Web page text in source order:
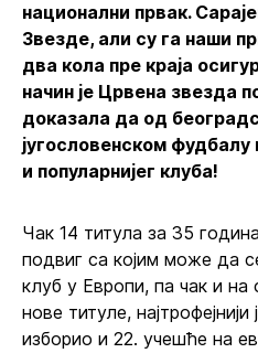
национални првак.
Звезде, али су га наши
два кола пре краја
начин је Црвена звезда
доказала да од
југословенском
и популарнијег клуба!
Чак 14 титула за 35
подвиг са којим може да
клуб у Европи, па чак и на
нове титуле, најтрофејнији
изборио и 22. учешће на